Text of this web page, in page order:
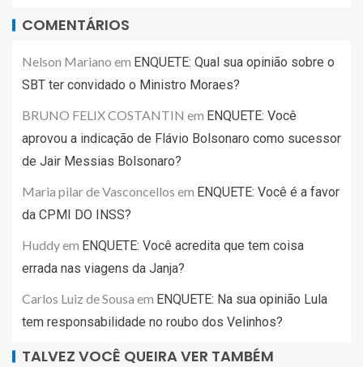
COMENTÁRIOS
Nelson Mariano em ENQUETE: Qual sua opinião sobre o
SBT ter convidado o Ministro Moraes?
BRUNO FELIX COSTANTIN em ENQUETE: Você
aprovou a indicação de Flávio Bolsonaro como sucessor
de Jair Messias Bolsonaro?
Maria pilar de Vasconcellos em ENQUETE: Você é a favor
da CPMI DO INSS?
Huddyem ENQUETE: Você acredita que tem coisa
errada nas viagens da Janja?
Carlos Luiz de Sousa em ENQUETE: Na sua opinião Lula
tem responsabilidade no roubo dos Velinhos?
TALVEZ VOCÊ QUEIRA VER TAMBÉM